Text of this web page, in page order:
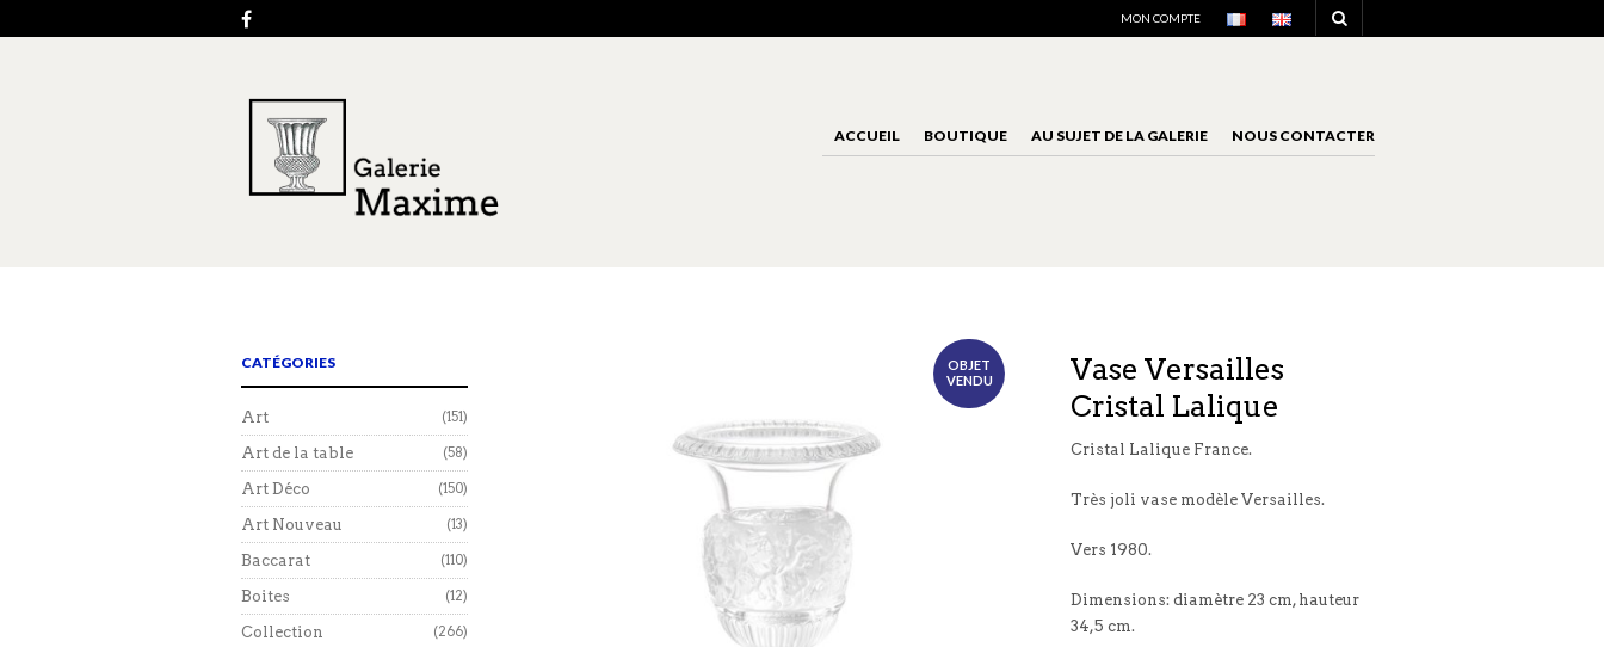
MON COMPTE
ACCUEIL BOUTIQUE AU SUJET DE LA GALERIE NOUS CONTACTER
OBJET
VENDU
Vase Versailles
Cristal Lalique
Cristal Lalique France.
Très joli vase modèle Versailles.
Vers 1980.
Dimensions: diamètre 23 cm, hauteur
34,5 cm.
CATÉGORIES
Art (151)
Art de la table (58)
Art Déco (150)
Art Nouveau (13)
Baccarat (110)
Boites (12)
Collection (266)